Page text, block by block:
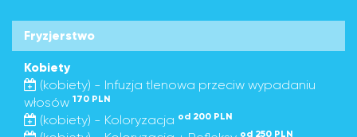
Fryzjerstwo
Kobiety
(kobiety) - Infuzja tlenowa przeciw wypadaniu
włosów 170 PLN
(kobiety) - Koloryzacja od 200 PLN
od 250 PLN